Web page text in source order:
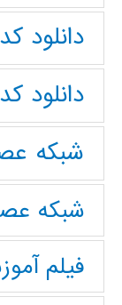
دانلود
دانلود
شبکه
شبکه
فیلم